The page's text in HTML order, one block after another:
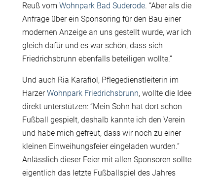
Reuß vom Wohnpark Bad Suderode. “Aber als die
Anfrage über ein Sponsoring für den Bau einer
modernen Anzeige an uns gestellt wurde, war ich
gleich dafür und es war schön, dass sich
Friedrichsbrunn ebenfalls beteiligen wollte.”
Und auch Ria Karafiol, Pflegedienstleiterin im
HarzerWohnpark Friedrichsbrunn, wollte die Idee
direkt unterstützen: “Mein Sohn hat dort schon
Fußball gespielt, deshalb kannte ich den Verein
und habe mich gefreut, dass wir noch zu einer
kleinen Einweihungsfeier eingeladen wurden.”
Anlässlich dieser Feier mit allen Sponsoren sollte
eigentlich das letzte Fußballspiel des Jahres